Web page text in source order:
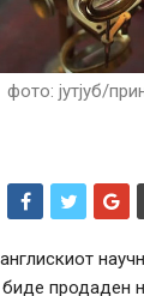
фото: јутјуб/
продаден